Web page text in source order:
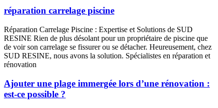
réparation carrelage piscine
Réparation Carrelage Piscine : Expertise et Solutions de SUD
RESINE Rien de plus désolant pour un propriétaire de piscine que
de voir son carrelage se fissurer ou se détacher. Heureusement, chez
SUD RESINE, nous avons la solution. Spécialistes en réparation et
rénovation
Ajouter une plage immergée lors d’une rénovation :
est-ce possible ?